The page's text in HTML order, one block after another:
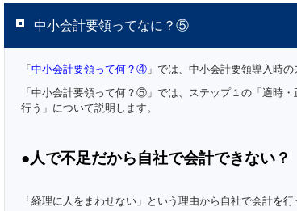
中小会計要領ってなに？⑤
「 中小会計要領って何？④ 」では、中小会計要領導入時
「中小会計要領って何？⑤」では、ステップ１の「適時
行う」について説明します。
●人で不足だから自社で会計できない？
「経理に人をまわせない」という理由から自社で会計を